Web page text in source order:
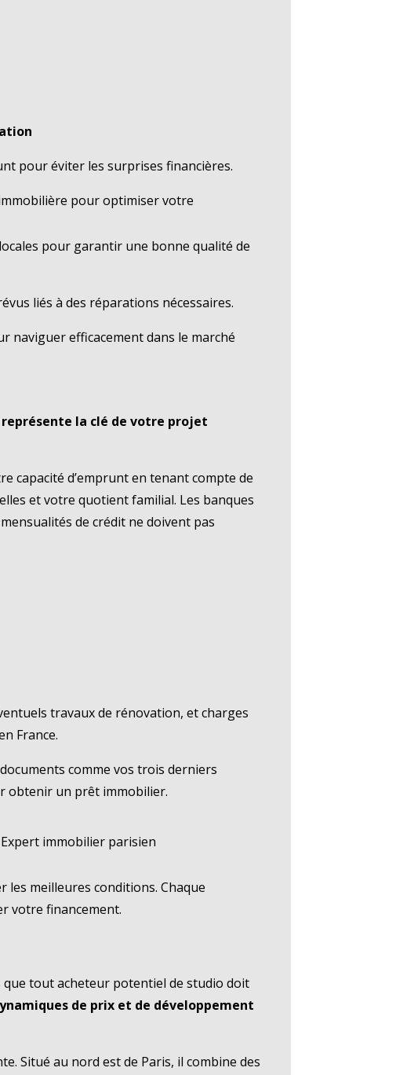
pour éviter les surprises financières.
pour optimiser votre
pour garantir une bonne qualité de
liés à des réparations nécessaires.
naviguer efficacement dans le marché
la clé de votre projet
capacité d’emprunt en tenant compte de
et votre quotient familial. Les banques
de crédit ne doivent pas
travaux de rénovation, et charges
France.
comme vos trois derniers
obtenir un prêt immobilier.
immobilier parisien
meilleures conditions. Chaque
votre financement.
tout acheteur potentiel de studio doit
de prix et de développement
Situé au nord est de Paris, il combine des